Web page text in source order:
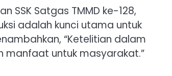
SSK Satgas TMMD ke-128,
adalah kunci utama untuk
“Ketelitian dalam
untuk masyarakat.”